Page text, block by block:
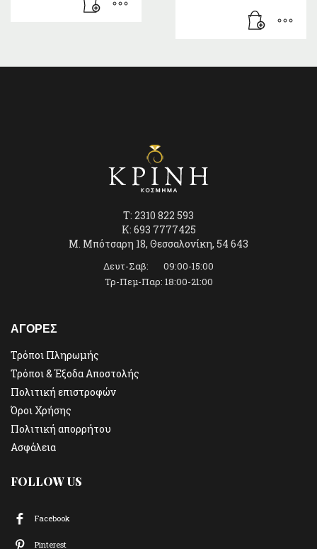
T: 2310 822 593
K: 693 7777425
Μ. Μπότσαρη 18, Θεσσαλονίκη, 54 643
Δευτ-Σαβ: 09:00-15:00
Τρ-Πεμ-Παρ: 18:00-21:00
ΑΓΟΡΕΣ
Τρόποι Πληρωμής
Τρόποι & Έξοδα Αποστολής
Πολιτική επιστροφών
Όροι Χρήσης
Πολιτική απορρήτου
Ασφάλεια
FOLLOW US
Facebook
Pinterest